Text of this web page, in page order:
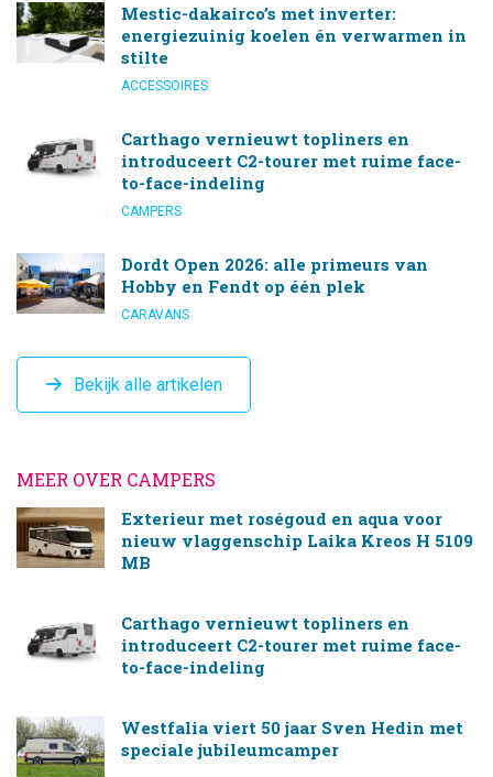
Mestic-dakairco’s met inverter:
energiezuinig koelen én verwarmen in
stilte
ACCESSOIRES
Carthago vernieuwt topliners en
introduceert C2-tourer met ruime face-
to-face-indeling
CAMPERS
Dordt Open 2026: alle primeurs van
Hobby en Fendt op één plek
CARAVANS
Bekijk alle artikelen
MEER OVER CAMPERS
Exterieur met roségoud en aqua voor
nieuw vlaggenschip Laika Kreos H 5109
MB
Carthago vernieuwt topliners en
introduceert C2-tourer met ruime face-
to-face-indeling
Westfalia viert 50 jaar Sven Hedin met
speciale jubileumcamper